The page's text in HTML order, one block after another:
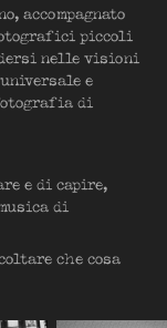
accompagnato
piccoli
nelle visioni
e
di
e di capire,
di
che cosa